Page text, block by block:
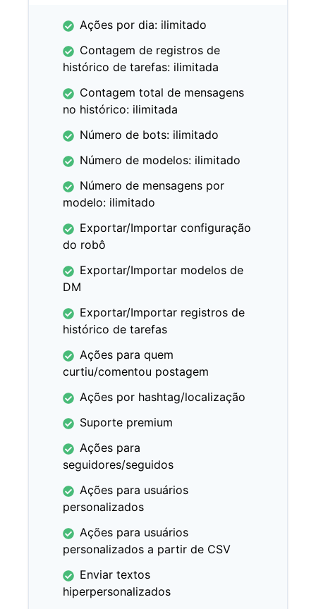
Ações por dia: ilimitado
Contagem de registros de
histórico de tarefas: ilimitada
Contagem total de mensagens
no histórico: ilimitada
Número de bots: ilimitado
Número de modelos: ilimitado
Número de mensagens por
modelo: ilimitado
Exportar/Importar configuração
do robô
Exportar/Importar modelos de
DM
Exportar/Importar registros de
histórico de tarefas
Ações para quem
curtiu/comentou postagem
Ações por hashtag/localização
Suporte premium
Ações para
seguidores/seguidos
Ações para usuários
personalizados
Ações para usuários
personalizados a partir de CSV
Enviar textos
hiperpersonalizados